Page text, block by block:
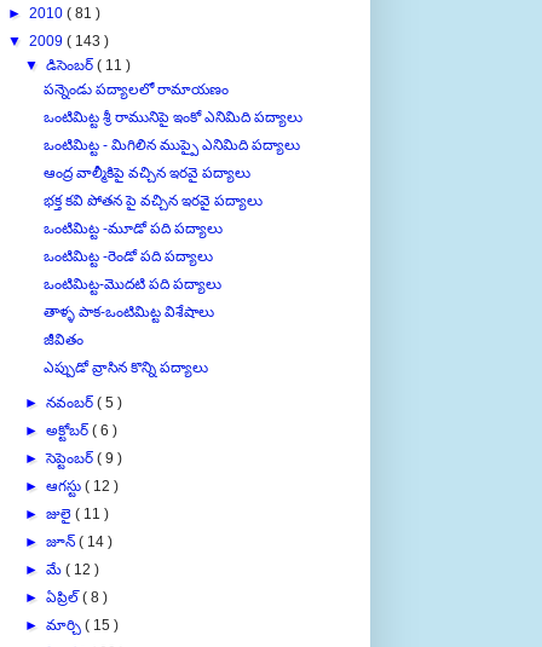
▼ 2009 ( 143 )
▼డిసెంబర్( 11 )
పన్నెండు పద్యాలలో రామాయణం
ఒంటిమిట్ట శ్రీ రామునిపై ఇంకో ఎనిమిది పద్యాలు
ఒంటిమిట్ట - మిగిలిన ముప్పై ఎనిమిది పద్యాలు
ఆంద్ర వాల్మీకిపై వచ్చిన ఇరవై పద్యాలు
భక్త కవి పోతన పై వచ్చిన ఇరవై పద్యాలు
ఒంటిమిట్ట -మూడో పది పద్యాలు
ఒంటిమిట్ట -రెండో పది పద్యాలు
ఒంటిమిట్ట-మొదటి పది పద్యాలు
తాళ్ళ పాక-ఒంటిమిట్ట విశేషాలు
జీవితం
ఎప్పుడో వ్రాసిన కొన్ని పద్యాలు
నవంబర్( 5 )
►అక్టోబర్( 6 )
►సెప్టెంబర్ ( 9 )
►ఆగస్టు( 12 )
►జులై( 11 )
►జూన్( 14 )
►మే( 12 )
►ఏప్రిల్( 8 )
►మార్చి( 15 )
►ఫిబ్రవరి ( 23 )